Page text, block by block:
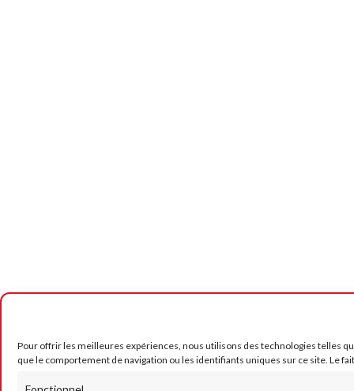
Pour offrir les meilleures expériences, nous utilisons des technologies telles
que le comportement de navigation ou les identifiants uniques sur ce site. Le